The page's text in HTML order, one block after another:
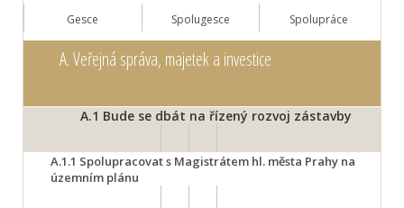
Gesce Spolugesce Spolupráce
A.Veřejná správa, majetek a investice
A.1 Bude se dbát na řízený rozvoj zástavby
A.1.1 Spolupracovat s Magistrátem hl. města Prahy na
územním plánu